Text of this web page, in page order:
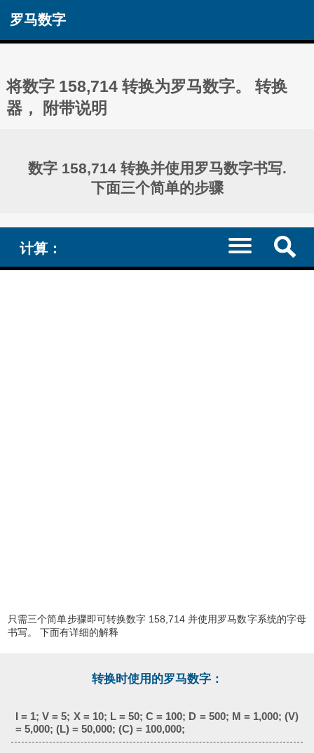
罗马数字
将数字 158,714 转换为罗马数字。 转换
器， 附带说明
数字 158,714 转换并使用罗马数字书写.
下面三个简单的步骤
计算：
只需三个简单步骤即可转换数字 158,714 并使用罗马数字系统的字母
书写。 下面有详细的解释
转换时使用的罗马数字：
I = 1; V = 5; X = 10; L = 50; C = 100; D = 500; M = 1,000; (V)
= 5,000; (L) = 50,000; (C) = 100,000;